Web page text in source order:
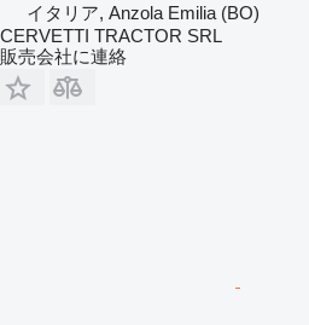
イタリア, Anzola Emilia (BO)
CERVETTI TRACTOR SRL
販売会社に連絡